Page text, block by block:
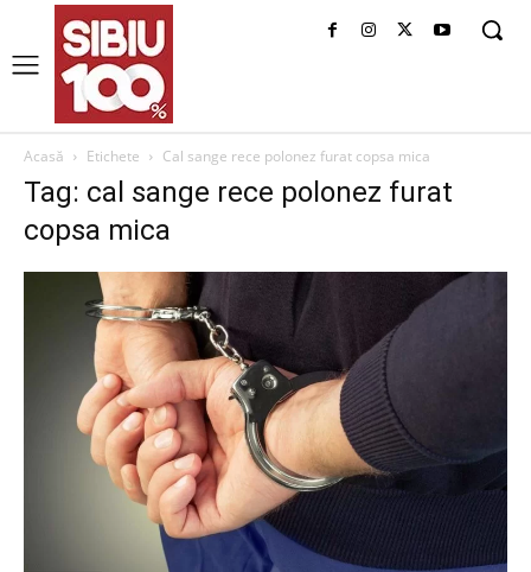
Acasă Etichete Cal sange rece polonez furat copsa mica
Tag: cal sange rece polonez furat
copsa mica